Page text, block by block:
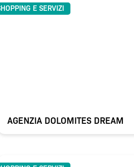
AGENZIA DOLOMITES DREAM
E SERVIZI